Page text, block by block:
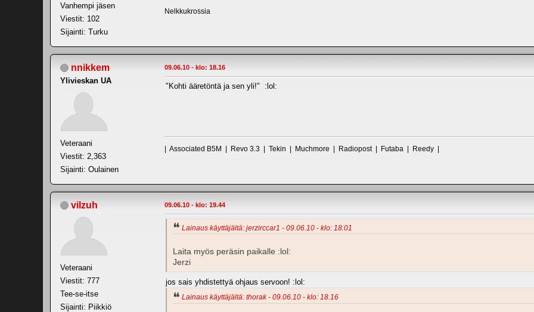
Vanhempi jäsen
Viestit: 102
Sijainti: Turku
Nelkkukrossia
nnikkem
Ylivieskan UA
Veteraani
Viestit: 2,363
Sijainti: Oulainen
09.06.10 - klo: 18.16
"Kohti ääretöntä ja sen yli!" :lol:
| Associated B5M | Revo 3.3 | Tekin | Muchmore | Radiopost | Futaba | Reedy |
vilzuh
Veteraani
Viestit: 777
Tee-se-itse
Sijainti: Piikkiö
09.06.10 - klo: 19.44
Lainaus käyttäjältä: jerzirccar1 - 09.06.10 - klo: 18.01
Laita myös peräsin paikalle :lol:
Jerzi
jos sais yhdistettyä ohjaus servoon! :lol:
Lainaus käyttäjältä: thorak - 09.06.10 - klo: 18.16